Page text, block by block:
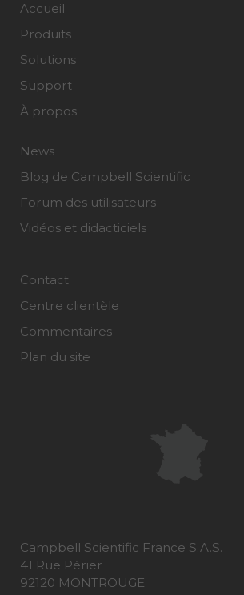
Accueil
Produits
Solutions
Support
À propos
News
Blog de Campbell Scientific
Forum des utilisateurs
Vidéos et didacticiels
Contact
Centre clientèle
Commentaires
Plan du site
Campbell Scientific France S.A.S.
41 Rue Périer
92120 MONTROUGE